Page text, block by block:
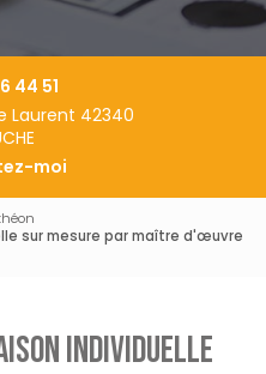
44 51
Laurent 42340
moi
sur mesure par maître d'œuvre
individuelle